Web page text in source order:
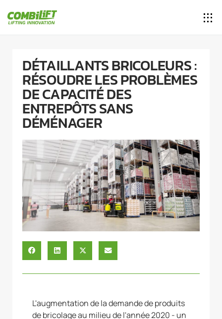
DÉTAILLANTS BRICOLEURS :
RÉSOUDRE LES PROBLÈMES
DE CAPACITÉ DES
ENTREPÔTS SANS
DÉMÉNAGER
L'augmentation de la demande de produits
de bricolage au milieu de l'année 2020 - un